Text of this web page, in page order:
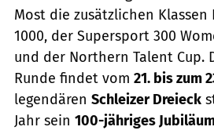
Most die zusätzlichen Klassen
1000, der Supersport 300
und der Northern Talent Cup.
Runde findet vom 21. bis zum
legendären Schleizer Dreieck
Jahr sein 100-jähriges